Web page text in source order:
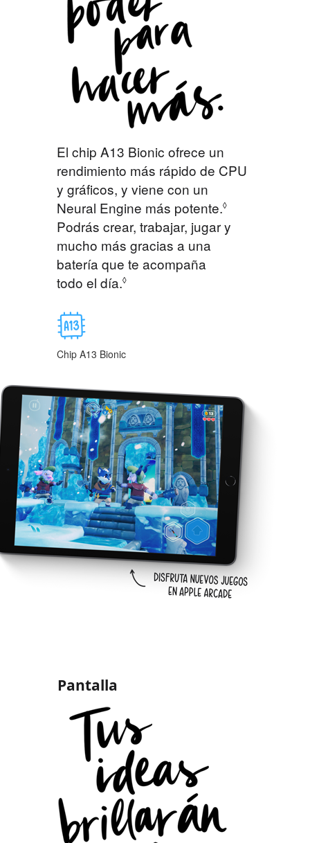
El chip A13 Bionic ofrece un
rendimiento más rápido de CPU
y gráficos, y viene con un
Neural Engine más potente.◊
Podrás crear, trabajar, jugar y
mucho más gracias a una
batería que te acompaña
todo el día.◊
Chip A13 Bionic
Pantalla